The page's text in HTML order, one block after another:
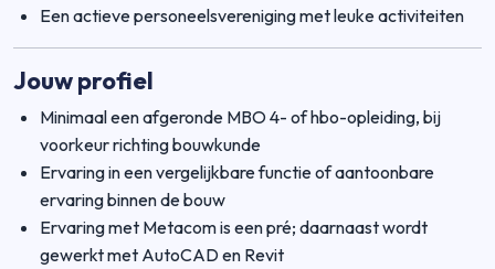
Een actieve personeelsvereniging met leuke activiteiten
Jouw profiel
Minimaal een afgeronde MBO 4- of hbo-opleiding, bij
voorkeur richting bouwkunde
Ervaring in een vergelijkbare functie of aantoonbare
ervaring binnen de bouw
Ervaring met Metacom is een pré; daarnaast wordt
gewerkt met AutoCAD en Revit